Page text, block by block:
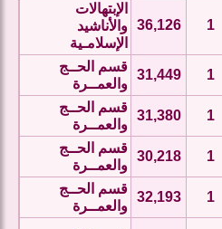
1
36,126
الإبتهالات
والأناشيد
الإسلامـية
1
31,449
قسم الحــج
والعمــرة
1
31,380
قسم الحــج
والعمــرة
1
30,218
قسم الحــج
والعمــرة
1
32,193
قسم الحــج
والعمــرة